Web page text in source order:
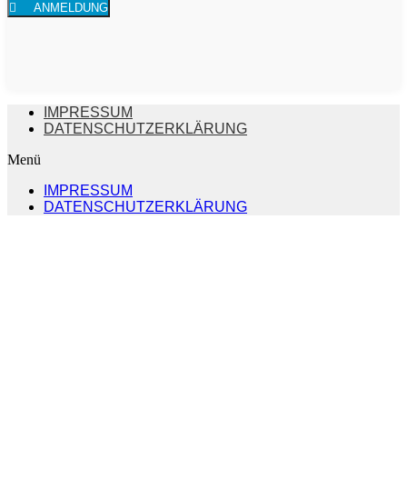
ANMELDUNG
IMPRESSUM
DATENSCHUTZERKLÄRUNG
Menü
IMPRESSUM
DATENSCHUTZERKLÄRUNG